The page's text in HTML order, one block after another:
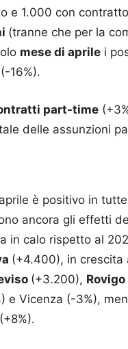
e 1.000 con
(tranne che per la
mese di aprile i
(-16%).
part-time
delle assunzioni
è positivo in
ancora gli effetti
in calo rispetto al
(+4.400), in crescita
(+3.200), Rovigo
e Vicenza (-3%),